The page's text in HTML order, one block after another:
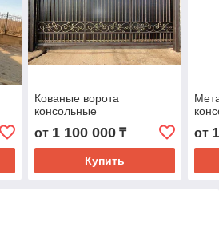
Кованые ворота
консольные
от 1 100 000₸
Купить
от